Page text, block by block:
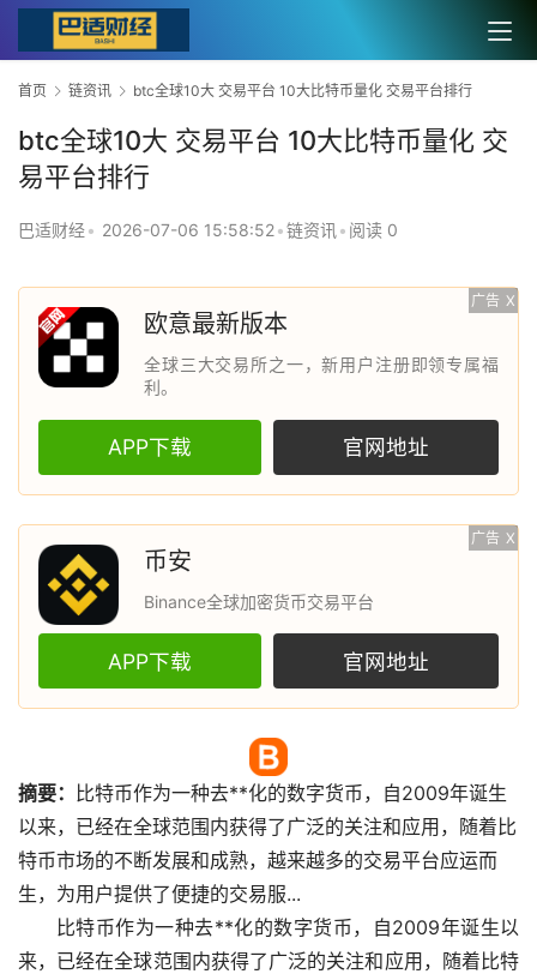
首页 链资讯 btc全球10大 交易平台 10大比特币量化 交易平台排行
btc全球10大 交易平台 10大比特币量化 交
易平台排行
巴适财经• 2026-07-06 15:58:52•链资讯 • 阅读 0
广告 X
欧意最新版本
全球三大交易所之一，新用户注册即领专属福
利。
APP下载 官网地址
广告 X
币安
Binance全球加密货币交易平台
APP下载 官网地址
摘要： 比特币作为一种去**化的数字货币，自2009年诞生
以来，已经在全球范围内获得了广泛的关注和应用，随着比
特币市场的不断发展和成熟，越来越多的交易平台应运而
生，为用户提供了便捷的交易服...
比特币作为一种去**化的数字货币，自2009年诞生以
来，已经在全球范围内获得了广泛的关注和应用，随着比特